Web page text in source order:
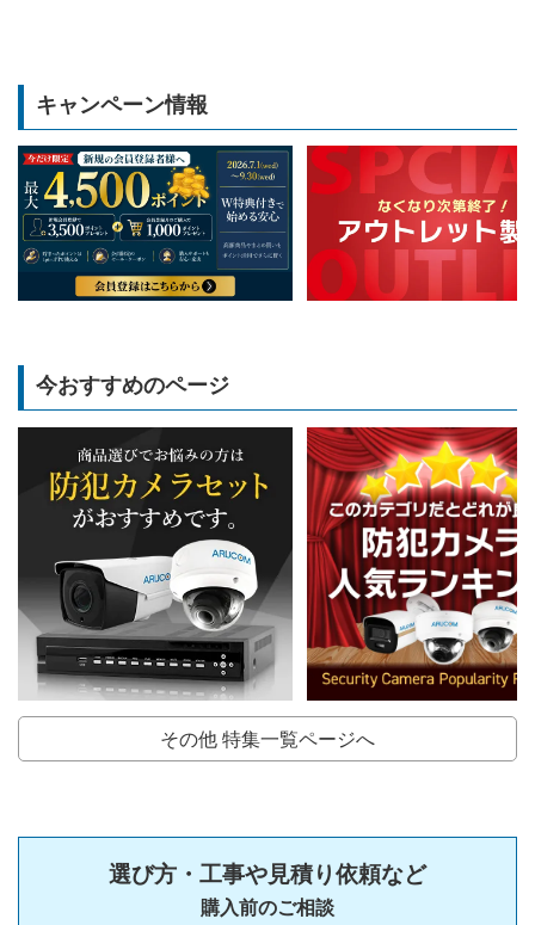
キャンペーン情報
今おすすめのページ
その他 特集一覧ページへ
選び方・工事や見積り依頼など
購入前のご相談